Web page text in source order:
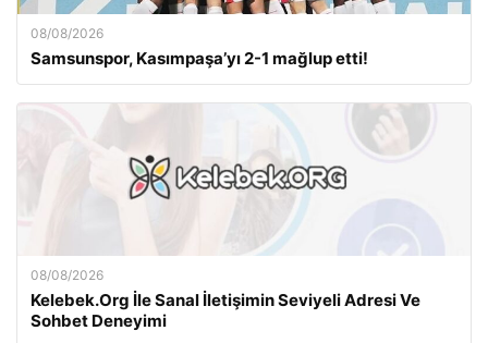
08/08/2026
Samsunspor, Kasımpaşa’yı 2-1 mağlup etti!
08/08/2026
Kelebek.Org İle Sanal İletişimin Seviyeli Adresi Ve
Sohbet Deneyimi